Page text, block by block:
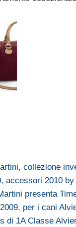
collezione
accessori 2010
presenta
per i cani
di 1A Classe